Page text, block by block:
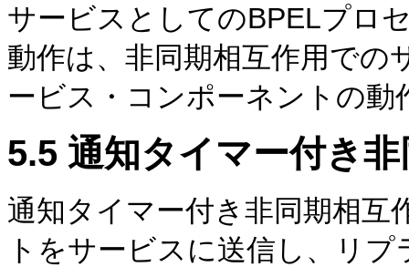
サービスとしてのBPELプロ
動作は、非同期相互作用での
ービス・コンポーネントの動
5.5 通知タイマー付き
通知タイマー付き非同期相
トをサービスに送信し、リ